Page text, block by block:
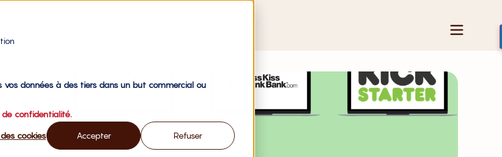
vos données à des tiers dans un but commercial ou
de confidentialité.
cookies Accepter Refuser